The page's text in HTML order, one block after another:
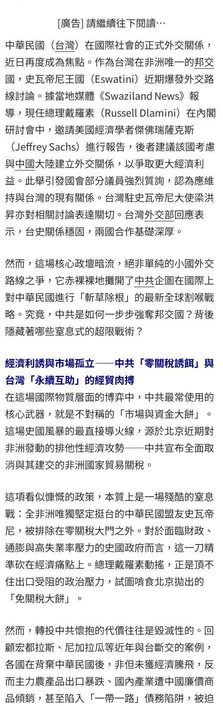
[廣告] 請繼續往下閱讀…
中華民國（台灣）在國際社會的正式外交關係，
近日再度成為焦點。作為台灣在非洲唯一的邦交
國，史瓦帝尼王國（Eswatini）近期爆發外交路
線討論。據當地媒體《Swaziland News》報
導，現任總理戴羅素（Russell Dlamini）在內閣
研討會中，邀請美國經濟學者傑佛瑞薩克斯
（Jeffrey Sachs）進行報告，後者建議該國考慮
與中國大陸建立外交關係，以爭取更大經濟利
益。此舉引發國會部分議員強烈質詢，認為應維
持與台灣的現有關係。台灣駐史瓦帝尼大使梁洪
昇亦對相關討論表達關切。台灣外交部回應表
示，台史關係穩固，兩國合作基礎深厚。
然而，這場核心政壇暗流，絕非單純的小國外交
路線之爭，它赤裸裸地攤開了中共企圖在國際上
對中華民國進行「斬草除根」的最新全球割喉戰
略。究竟，中共是如何一步步強奪邦交國？背後
隱藏著哪些窒息式的超限戰術？
經濟利誘與市場孤立——中共「零關稅誘餌」與
台灣「永續互助」的經貿肉搏
在這場國際物質層面的博弈中，中共最常使用的
核心武器，就是不對稱的「市場與資金大餅」。
這場史國風暴的最直接導火線，源於北京近期對
非洲發動的排他性經濟攻勢——中共宣布全面取
消與其建交的非洲國家貿易關稅。
這項看似慷慨的政策，本質上是一場殘酷的窒息
戰：全非洲唯獨堅定挺台的中華民國盟友史瓦帝
尼，被排除在零關稅大門之外。對於面臨財政、
通膨與高失業率壓力的史國政府而言，這一刀精
準砍在經濟痛點上。總理戴羅素動搖，正是頂不
住出口受阻的政治壓力，試圖啃食北京拋出的
「免關稅大餅」。
然而，轉投中共懷抱的代價往往是毀滅性的。回
顧宏都拉斯、尼加拉瓜等近年與台斷交的案例，
各國在背棄中華民國後，非但未獲經濟騰飛，反
而主力農產品出口暴跌、國內產業遭中國廉價商
品傾銷，甚至陷入「一帶一路」債務陷阱，被迫